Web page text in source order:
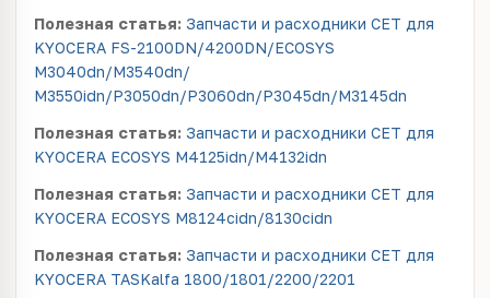
Полезная статья: Запчасти и расходники CET для
KYOCERA FS-2100DN/4200DN/ECOSYS
M3040dn/M3540dn/
M3550idn/P3050dn/P3060dn/P3045dn/M3145dn
Полезная статья: Запчасти и расходники CET для
KYOCERA ECOSYS M4125idn/M4132idn
Полезная статья: Запчасти и расходники CET для
KYOCERA ECOSYS M8124cidn/8130cidn
Полезная статья: Запчасти и расходники CET для
KYOCERA TASKalfa 1800/1801/2200/2201